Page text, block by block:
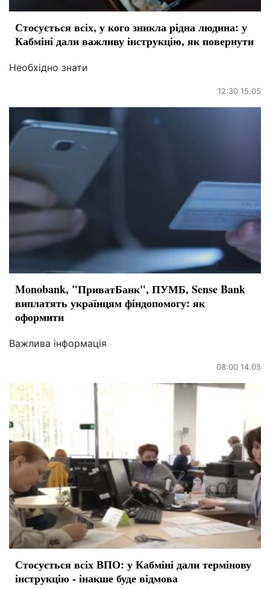
Стосується всіх, у кого зникла рідна людина: у
Кабміні дали важливу інструкцію, як повернути
Необхідно знати
12:30 15.05
Monobank, "ПриватБанк", ПУМБ, Sense Bank
виплатять українцям фіндопомогу: як
оформити
Важлива інформація
08:00 14.05
Стосується всіх ВПО: у Кабміні дали термінову
інструкцію - інакше буде відмова